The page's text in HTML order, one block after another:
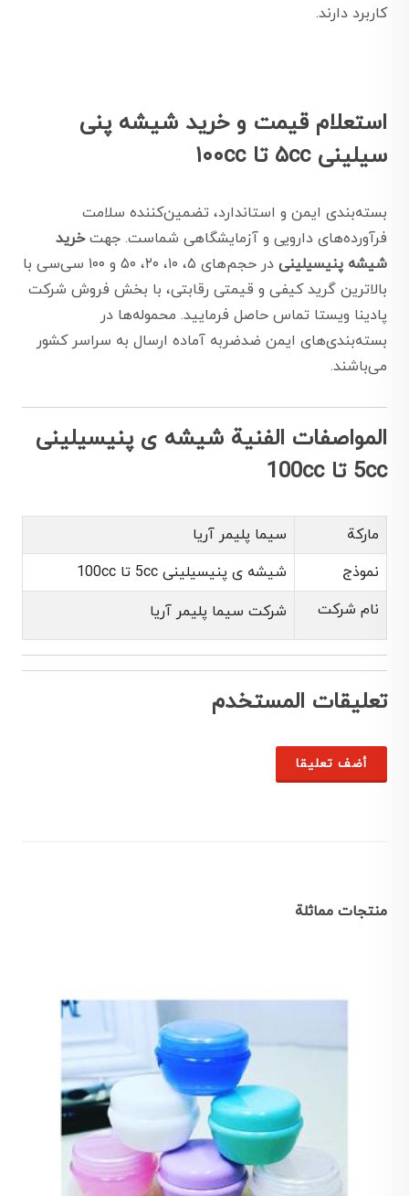
کاربرد دارند.
استعلام قیمت و خرید شیشه پنی
سیلینی ۵cc تا ۱۰۰cc
بسته‌بندی ایمن و استاندارد، تضمین‌کننده سلامت
فرآورده‌های دارویی و آزمایشگاهی شماست. جهتخرید
شیشه پنیسیلینی
در حجم‌های ۵، ۱۰، ۲۰، ۵۰ و ۱۰۰ سی‌سی با
بالاترین گرید کیفی و قیمتی رقابتی، با بخش فروش شرکت
پادینا ویستا تماس حاصل فرمایید. محموله‌ها در
بسته‌بندی‌های ایمن ضد‌ضربه آماده ارسال به سراسر کشور
می‌باشند.
المواصفات الفنية شیشه ی پنیسیلینی
5cc تا 100cc
ماركة
سیما پلیمر آریا
نموذج
شیشه ی پنیسیلینی 5cc تا 100cc
نام شرکت
شرکت سیما پلیمر آریا
تعليقات المستخدم
أضف تعليقا
منتجات مماثلة